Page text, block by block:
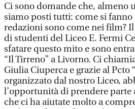
Ci sono domande che, almeno
siamo posti tutti: come si fanno
redazioni sono come nei film?
di studenti del Liceo E. Fermi
sfatare questo mito e sono
“Il Tirreno” a Livorno. Ci
Giulia Ciuperca e grazie al Pcto
organizzato dal nostro Liceo,
l’opportunità di prendere parte
che ci ha aiutate molto a